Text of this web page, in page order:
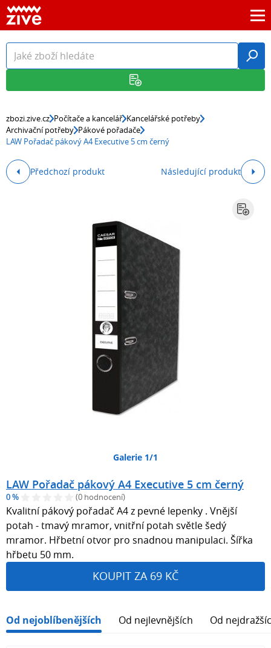
zbozi.zive.cz Počítače a kancelář Kancelářské potřeby
Archivační potřeby Pákové pořadače
LAW Pořadač pákový A4 Executive 5 cm černý
Předchozí produkt Následující produkt
Galerie 1/1
LAW Pořadač pákový A4 Executive 5 cm černý
0 % (0 hodnocení)
Kvalitní pákový pořadač A4 z pevné lepenky . Vnější
potah - tmavý mramor, vnitřní potah světle šedý
mramor. Hřbetní otvor pro snadnou manipulaci. Šířka
hřbetu 50 mm.
KOUPIT ZA 69 KČ
Od nejoblíbenějších Od nejlevnějších Od